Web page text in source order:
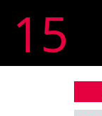
15